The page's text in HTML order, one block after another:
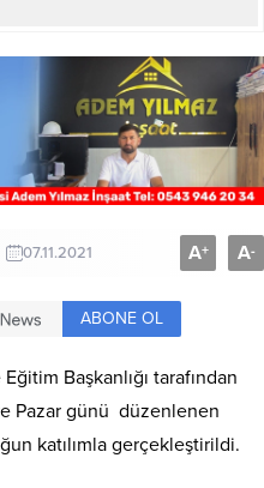
07.11.2021 A+ A-
ABONE OL
Başkanlığı tarafından
Pazar günü düzenlenen
katılımla gerçekleştirildi.